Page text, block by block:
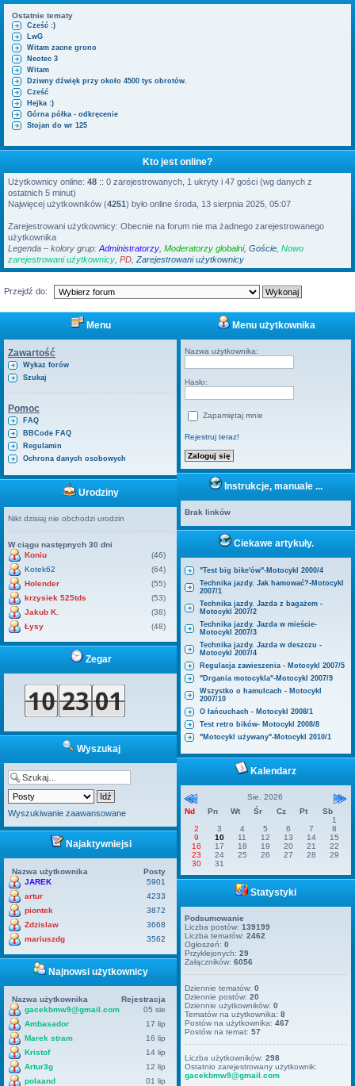
k
i
Ostatnie tematy
Cześć :)
LwG
Witam zacne grono
Neotec 3
Witam
Dziwny dźwięk przy około 4500 tys obrotów.
Cześć
Hejka :)
Górna półka - odkręcenie
Stojan do wr 125
Kto jest online?
Użytkownicy online: 48 :: 0 zarejestrowanych, 1 ukryty i 47 gości (wg danych z
ostatnich 5 minut)
Najwięcej użytkowników (4251 ) było online środa, 13 sierpnia 2025, 05:07
Zarejestrowani użytkownicy: Obecnie na forum nie ma żadnego zarejestrowanego
użytkownika
Legenda – kolory grup: Administratorzy Moderatorzy globalni, Goście Nowo
zarejestrowani użytkownicy PD Zarejestrowani użytkownicy
Przejdź do:
Menu
Zawartość
Wykaz forów
Szukaj
Pomoc
FAQ
BBCode FAQ
Regulamin
Ochrona danych osobowych
Urodziny
Nikt dzisiaj nie obchodzi urodzin
W ciągu następnych 30 dni
Koniu
(46)
Kotek62
(64)
Holender
(55)
krzysiek 525tds
(53)
Jakub K.
(38)
Łysy
(48)
Zegar
Wyszukaj
Wyszukiwanie zaawansowane
Najaktywniejsi
Nazwa użytkownika
Posty
JAREK
5901
artur
4233
piontek
3872
Zdzislaw
3668
mariuszdg
3562
Najnowsi użytkownicy
Nazwa użytkownika
Rejestracja
gacekbmw9@gmail.com
05 sie
Ambasador
17 lip
Marek stram
16 lip
Kristof
14 lip
Artur3g
12 lip
polaand
01 lip
Menu użytkownika
Nazwa użytkownika:
Hasło:
Zapamiętaj mnie
Rejestruj teraz!
Instrukcje, manuale ...
Brak linków
Ciekawe artykuły.
"Test big bike'ów"-Motocykl 2000/4
Technika jazdy. Jak hamować?-Motocykl
2007/1
Technika jazdy. Jazda z bagażem -
Motocykl 2007/2
Technika jazdy. Jazda w mieście-
Motocykl 2007/3
Technika jazdy. Jazda w deszczu -
Motocykl 2007/4
Regulacja zawieszenia - Motocykl 2007/5
"Drgania motocykla"-Motocykl 2007/9
Wszystko o hamulcach - Motocykl
2007/10
O łańcuchach - Motocykl 2008/1
Test retro bików- Motocykl 2008/8
"Motocykl używany"-Motocykl 2010/1
Kalendarz
Sie. 2026
Nd
Pn Wt Śr Cz Pt
Sb
1
2
3 4 5 6 7
8
9
10 11 12 13 14
15
16
17 18 19 20 21
22
23
24 25 26 27 28
29
30
31
Statystyki
Podsumowanie
Liczba postów:139199
Liczba tematów:2462
Ogłoszeń:0
Przyklejonych:29
Załączników:6056
Dziennie tematów:0
Dziennie postów:20
Dziennie użytkowników:0
Tematów na użytkownika:8
Postów na użytkownika:467
Postów na temat:57
Liczba użytkowników:298
Ostatnio zarejestrowany użytkownik:
gacekbmw9@gmail.com